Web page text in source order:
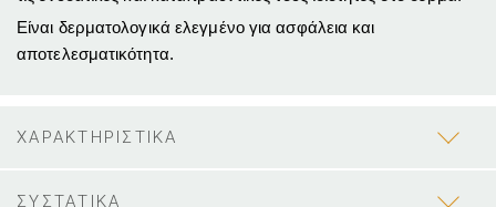
Είναι δερματολογικά ελεγμένο για ασφάλεια και
αποτελεσματικότητα.
ΧΑΡΑΚΤΗΡΙΣΤΙΚΑ
ΣΥΣΤΑΤΙΚΑ